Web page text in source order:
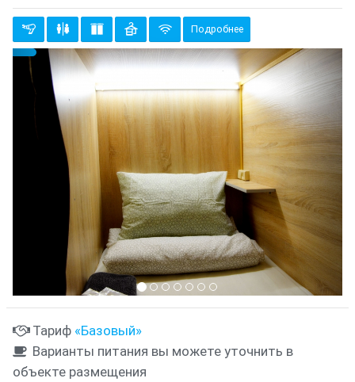
Подробнее
{clt_left} 13 Количество
Предыдущий
Тариф «Базовый»
Варианты питания вы можете уточнить в
объекте размещения